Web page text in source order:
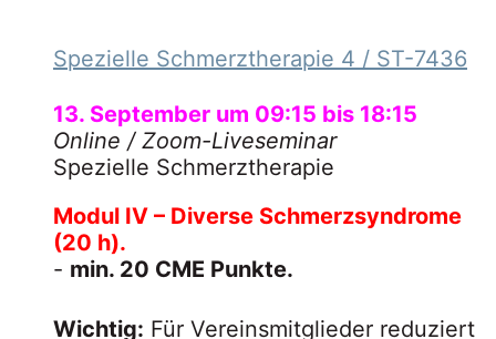
Spezielle Schmerztherapie 4 / ST-7436
13. September um 09:15 bis 18:15
Online / Zoom-Liveseminar
Spezielle Schmerztherapie
Modul IV – Diverse Schmerzsyndrome
(20 h).
- min. 20 CME Punkte.
Wichtig: Für Vereinsmitglieder reduziert